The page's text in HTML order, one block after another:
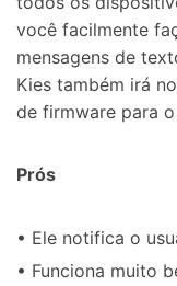
você facilmente
mensagens de
Kies também irá
de firmware para
Prós
• Ele notifica o
• Funciona muito